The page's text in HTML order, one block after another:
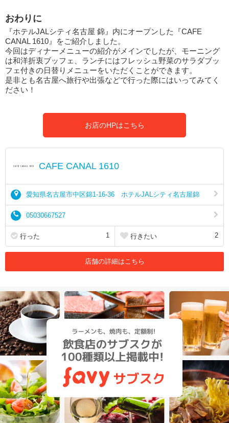
おわりに
『ホテルJALシティ名古屋 錦』内にオープンした『CAFE
CANAL 1610』をご紹介しました。
今回はディナーメニューの紹介がメインでしたが、モーニング
は和洋折衷ブッフェ、ランチにはフレッシュ野菜のサラダブッ
フェ付きの日替りメニューをいただくことができます。
是非とも名古屋へ旅行や出張などで行った際にはいってみてく
ださい！
お店のHPはこちら
CAFE CANAL 1610
愛知県名古屋市中区錦1-16-36 ホテルJALシティ名古屋錦
05030667527
行った 1 行きたい 2
店舗の詳細はこちら